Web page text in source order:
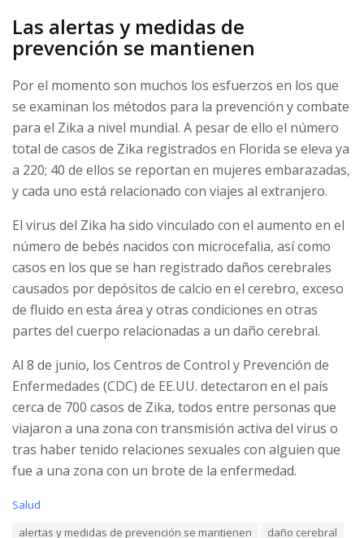
Las alertas y medidas de
prevención se mantienen
Por el momento son muchos los esfuerzos en los que
se examinan los métodos para la prevención y combate
para el Zika a nivel mundial. A pesar de ello el número
total de casos de Zika registrados en Florida se eleva ya
a 220; 40 de ellos se reportan en mujeres embarazadas,
y cada uno está relacionado con viajes al extranjero.
El virus del Zika ha sido vinculado con el aumento en el
número de bebés nacidos con microcefalia, así como
casos en los que se han registrado daños cerebrales
causados por depósitos de calcio en el cerebro, exceso
de fluido en esta área y otras condiciones en otras
partes del cuerpo relacionadas a un daño cerebral.
Al 8 de junio, los Centros de Control y Prevención de
Enfermedades (CDC) de EE.UU. detectaron en el país
cerca de 700 casos de Zika, todos entre personas que
viajaron a una zona con transmisión activa del virus o
tras haber tenido relaciones sexuales con alguien que
fue a una zona con un brote de la enfermedad.
C
Salud
alertas y medidas de prevención se mantienen
daño cerebral